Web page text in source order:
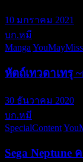
10 มกราคม 2021
บก.หมี
Manga
หัตถ์เทวดาเทรุ
30 ธันวาคม 2020
บก.หมี
SpecialContent
Sega Neptune